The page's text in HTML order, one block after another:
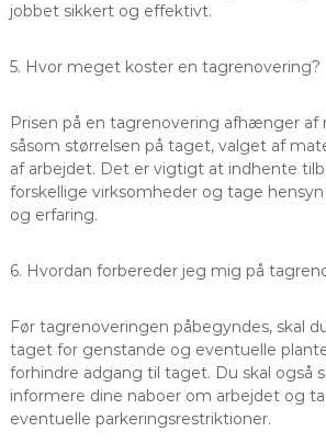
jobbet sikkert og effektivt.
5. Hvor meget koster en tagrenovering?
Prisen på en tagrenovering afhænger af
såsom størrelsen på taget, valget af
af arbejdet. Det er vigtigt at indhente
forskellige virksomheder og tage
og erfaring.
6. Hvordan forbereder jeg mig på
Før tagrenoveringen påbegyndes, skal
taget for genstande og eventuelle
forhindre adgang til taget. Du skal også
informere dine naboer om arbejdet og
eventuelle parkeringsrestriktioner.